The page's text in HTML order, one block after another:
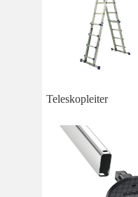
Teleskopleiter